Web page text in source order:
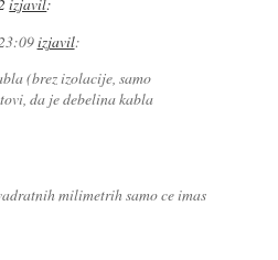
izjavil:
izjavil:
(brez izolacije, samo
da je debelina kabla
milimetrih samo ce imas